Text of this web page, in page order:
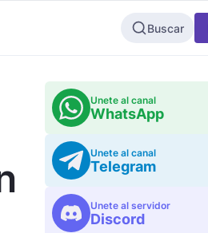
Buscar
Unete al canal
WhatsApp
Unete al canal
Telegram
Unete al servidor
Discord